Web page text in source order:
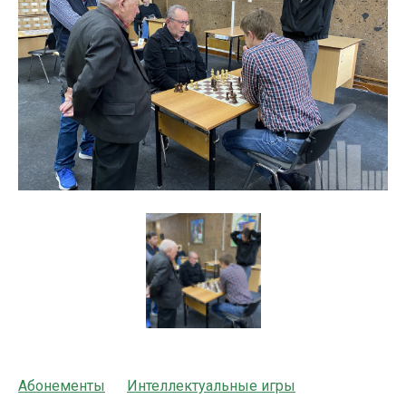
Абонементы Интеллектуальные игры